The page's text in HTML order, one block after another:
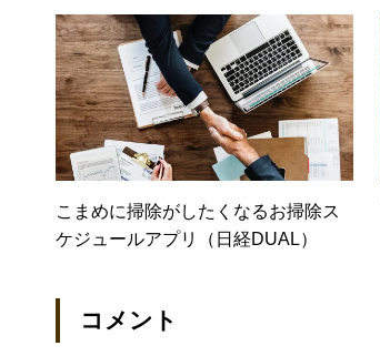
こまめに掃除がしたくなるお掃除ス
ケジュールアプリ（日経DUAL）
コメント